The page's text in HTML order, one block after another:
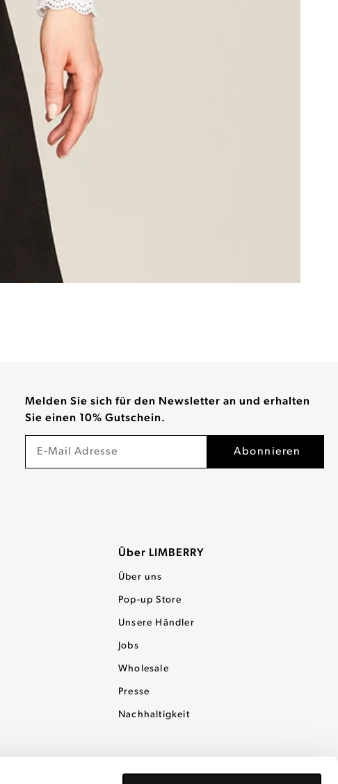
Über LIMBERRY
Über uns
Pop-up Store
Unsere Händler
Jobs
Wholesale
Presse
Nachhaltigkeit
Melden Sie sich für den Newsletter an und erhalten
Sie einen 10% Gutschein.